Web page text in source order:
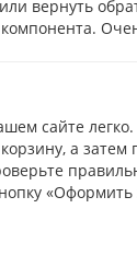
вернуть
компонента.
сайте легко.
а затем
«Оформить